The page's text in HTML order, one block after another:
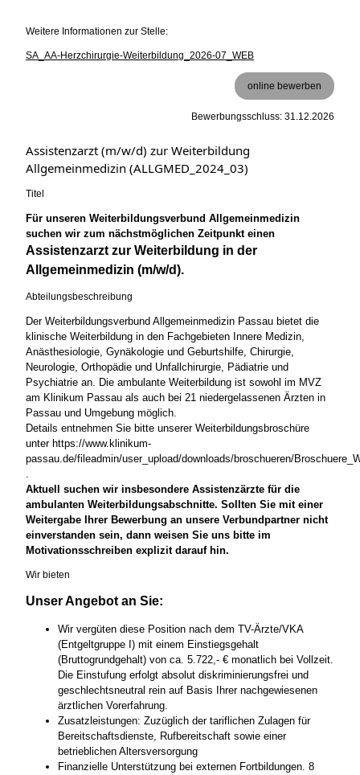
Weitere Informationen zur Stelle:
SA_AA-Herzchirurgie-Weiterbildung_2026-07_WEB
online bewerben
Bewerbungsschluss: 31.12.2026
Assistenzarzt (m/w/d) zur Weiterbildung
Allgemeinmedizin (ALLGMED_2024_03)
Titel
Für unseren Weiterbildungsverbund Allgemeinmedizin
suchen wir zum nächstmöglichen Zeitpunkt einen
Assistenzarzt zur Weiterbildung in der
Allgemeinmedizin (m/w/d).
Abteilungsbeschreibung
Der Weiterbildungsverbund Allgemeinmedizin Passau bietet die
klinische Weiterbildung in den Fachgebieten Innere Medizin,
Anästhesiologie, Gynäkologie und Geburtshilfe, Chirurgie,
Neurologie, Orthopädie und Unfallchirurgie, Pädiatrie und
Psychiatrie an. Die ambulante Weiterbildung ist sowohl im MVZ
am Klinikum Passau als auch bei 21 niedergelassenen Ärzten in
Passau und Umgebung möglich.
Details entnehmen Sie bitte unserer Weiterbildungsbroschüre
unter https://www.klinikum-
passau.de/fileadmin/user_upload/downloads/broschueren/
.
Aktuell suchen wir insbesondere Assistenzärzte für die
ambulanten Weiterbildungsabschnitte. Sollten Sie mit einer
Weitergabe Ihrer Bewerbung an unsere Verbundpartner nicht
einverstanden sein, dann weisen Sie uns bitte im
Motivationsschreiben explizit darauf hin.
Wir bieten
Unser Angebot an Sie:
Wir vergüten diese Position nach dem TV-Ärzte/VKA
(Entgeltgruppe I) mit einem Einstiegsgehalt
(Bruttogrundgehalt) von ca. 5.722,- € monatlich bei Vollzeit.
Die Einstufung erfolgt absolut diskriminierungsfrei und
geschlechtsneutral rein auf Basis Ihrer nachgewiesenen
ärztlichen Vorerfahrung.
Zusatzleistungen: Zuzüglich der tariflichen Zulagen für
Bereitschaftsdienste, Rufbereitschaft sowie einer
betrieblichen Altersversorgung
Finanzielle Unterstützung bei externen Fortbildungen. 8